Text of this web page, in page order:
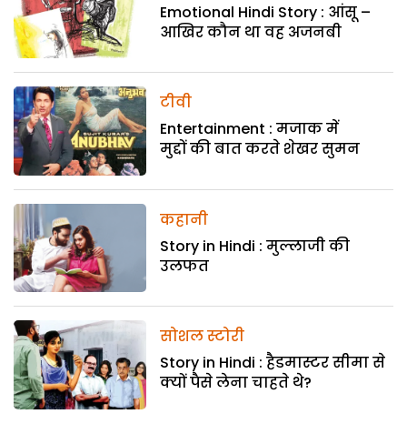
Emotional Hindi Story : आंसू –
आखिर कौन था वह अजनबी
टीवी
Entertainment : मजाक में
मुद्दों की बात करते शेखर सुमन
कहानी
Story in Hindi : मुल्लाजी की
उलफत
सोशल स्टोरी
Story in Hindi : हैडमास्टर सीमा से
क्यों पैसे लेना चाहते थे?